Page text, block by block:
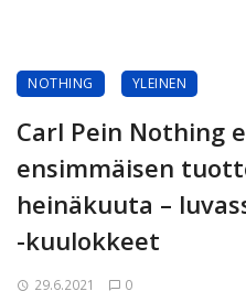
NOTHING YLEINEN
Carl Pein Nothing
ensimmäisen
heinäkuuta –
-kuulokkeet
29.6.2021 0